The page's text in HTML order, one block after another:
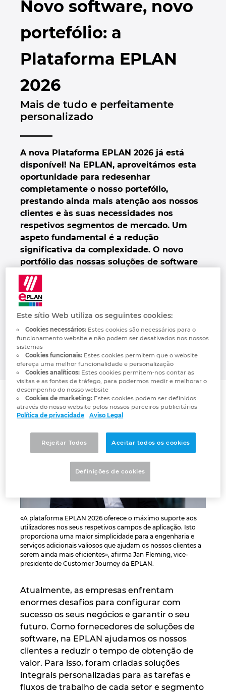
Novo software, novo
portefólio: a
Plataforma EPLAN
2026
Mais de tudo e perfeitamente
personalizado
A nova Plataforma EPLAN 2026 já está
disponível! Na EPLAN, aproveitámos esta
oportunidade para redesenhar
completamente o nosso portefólio,
prestando ainda mais atenção aos nossos
clientes e às suas necessidades nos
respetivos segmentos de mercado. Um
aspeto fundamental é a redução
significativa da complexidade. O novo
portfólio das nossas soluções de software
permite compreender melhor todo o
potencial da Plataforma EPLAN e, graças
às suas inúmeras melhorias, oferece uma
solução integral e abrangente em
determinados campos de aplicação. Além
disso, a Plataforma EPLAN pode ser
facilmente integrada em ambientes de TI
existentes.
«A plataforma EPLAN 2026 oferece o máximo suporte aos
utilizadores nos seus respetivos campos de aplicação. Isto
proporciona uma maior simplicidade para a engenharia e
serviços adicionais valiosos que ajudam os nossos clientes a
serem ainda mais eficientes», afirma Jan Fleming, vice-
presidente de Customer Journey da EPLAN.
Atualmente, as empresas enfrentam
enormes desafios para configurar com
sucesso os seus negócios e garantir o seu
futuro. Como fornecedores de soluções de
software, na EPLAN ajudamos os nossos
clientes a reduzir o tempo de obtenção de
valor. Para isso, foram criadas soluções
integrais personalizadas para as tarefas e
fluxos de trabalho de cada setor e segmento
Casos de Utilizadores
Automação de Edifícios
Configuração
EPLAN Data Portal
EPLAN Collaboration Apps
Contacto
Brunei
Bulgaria
Canada
Chile
China
China Taiwan
Colombia
Croatia
Czech Republic
Denmark
Finland
France
Germany
Greece
Hungary
India
Indonesia
Japan
Lithuania
Mexico
Netherlands
New Zealand
Este sítio Web utiliza os seguintes cookies:
Cookies necessários:Estes cookies são necessários para o
funcionamento website e não podem ser desativados nos nossos
sistemas
Cookies funcionais:Estes cookies permitem que o website
ofereça uma melhor funcionalidade e personalização
Cookies analíticos:Estes cookies permitem-nos contar as
visitas e as fontes de tráfego, para podermos medir e melhorar o
desempenho do nosso website
Cookies de marketing:Estes cookies podem ser definidos
através do nosso website pelos nossos parceiros publicitários
Política de privacidade
Aviso Legal
Rejeitar Todos Aceitar todos os cookies
Definições de cookies